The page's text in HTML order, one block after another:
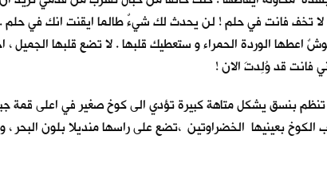
تخف فانت في حلم ! لن يحدث لك شيءٌ طالما ايقنت انك في
اعطها الوردة الحمراء و ستعطيك قلبها . لا تضع قلبها الجميل
فانت قد وُلِدتَ الان !
بنسق يشكل متاهة كبيرة تؤدي الى كوخ صغير في اعلى قمة
بعينيها الخضراوتين ،تضع على راسها منديلا بلون البحر ،